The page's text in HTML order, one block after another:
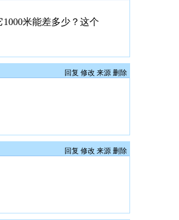
米能差多少？这个
回复 修改 来源 删除
回复 修改 来源 删除